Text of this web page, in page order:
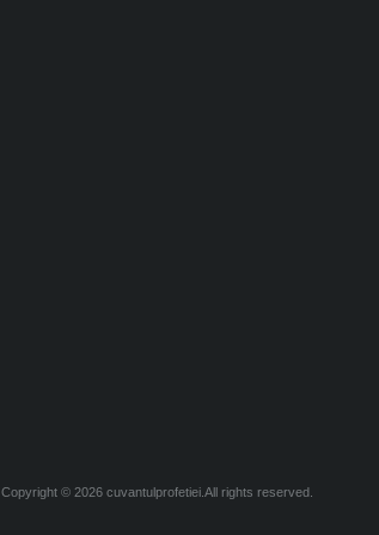
Copyright © 2026 cuvantulprofetiei.All rights reserved.